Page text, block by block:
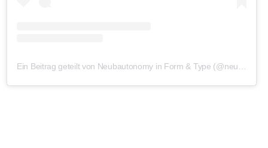
Ein Beitrag geteilt von Neubautonomy in Form & Type (@neubauberlin)